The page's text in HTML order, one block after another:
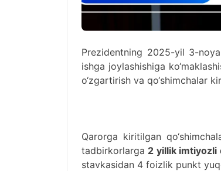
Prezidentning 2025-yil 3-
ishga joylashishiga
o‘zgartirish va qo‘shimchalar
Qarorga kiritilgan
tadbirkorlarga 2 yillik imtiyozli
stavkasidan 4 foizlik punkt